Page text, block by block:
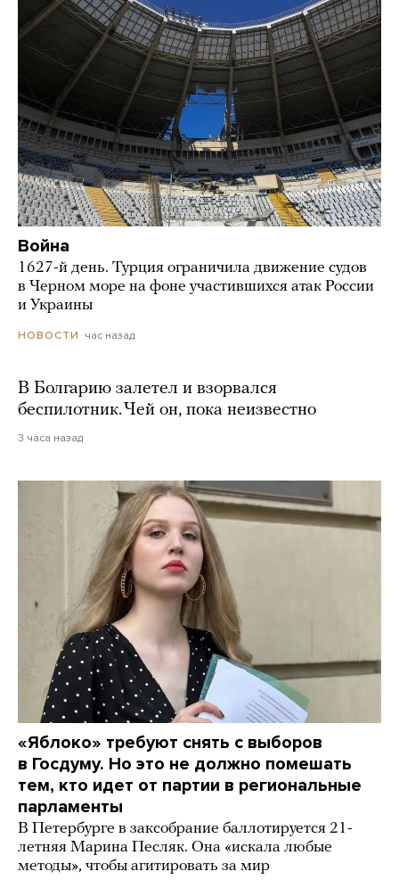
Война
1627-й день. Турция ограничила движение судов
в Черном море на фоне участившихся атак России
и Украины
НОВОСТИ час назад
В Болгарию залетел и взорвался
беспилотник. Чей он, пока неизвестно
3 часа назад
«Яблоко» требуют снять с выборов
в Госдуму. Но это не должно помешать
тем, кто идет от партии в региональные
парламенты
В Петербурге в заксобрание баллотируется 21-
летняя Марина Песляк. Она «искала любые
методы», чтобы агитировать за мир